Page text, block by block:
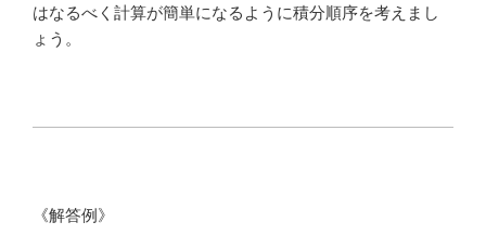
はなるべく計算が簡単になるように積分順序を考えまし
ょう。
《解答例》